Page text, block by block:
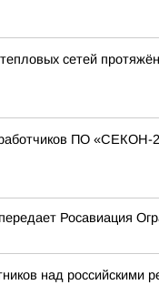
сетей
ПО «СЕКОН-
Росавиация
над российскими